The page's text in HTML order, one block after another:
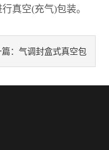
真空(充气)包装。
篇： 气调封盒式真空包